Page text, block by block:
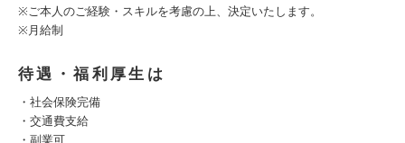
※ご本人のご経験・スキルを考慮の上、決定いたします。
※月給制
待遇・福利厚生は
・社会保険完備
・交通費支給
・副業可